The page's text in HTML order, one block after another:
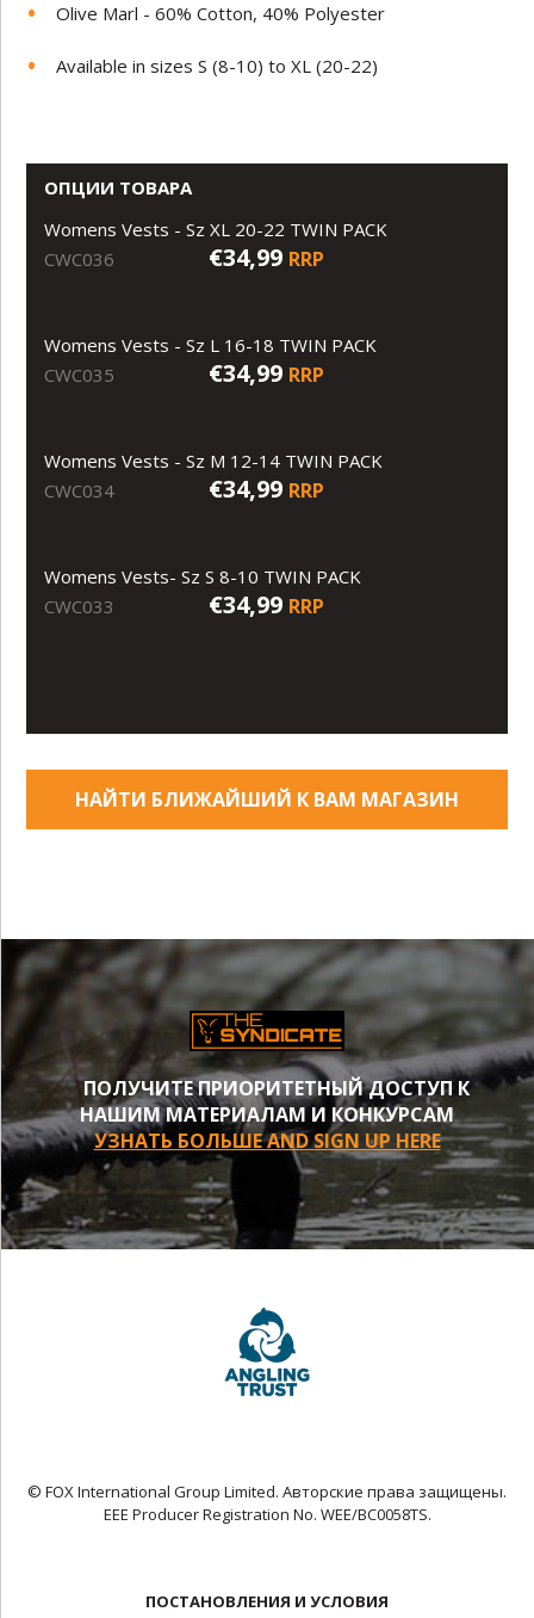
Olive Marl - 60% Cotton, 40% Polyester
Available in sizes S (8-10) to XL (20-22)
ОПЦИИ ТОВАРА
Womens Vests - Sz XL 20-22 TWIN PACK
CWC036
€34,99 RRP
Womens Vests - Sz L 16-18 TWIN PACK
CWC035
€34,99 RRP
Womens Vests - Sz M 12-14 TWIN PACK
CWC034
€34,99 RRP
Womens Vests- Sz S 8-10 TWIN PACK
CWC033
€34,99 RRP
НАЙТИ БЛИЖАЙШИЙ К ВАМ МАГАЗИН
ПОЛУЧИТЕ ПРИОРИТЕТНЫЙ ДОСТУП К
НАШИМ МАТЕРИАЛАМ И КОНКУРСАМ
УЗНАТЬ БОЛЬШЕ AND SIGN UP HERE
© FOX International Group Limited. Авторские права защищены.
EEE Producer Registration No. WEE/BC0058TS.
ПОСТАНОВЛЕНИЯ И УСЛОВИЯ